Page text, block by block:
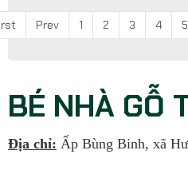
Prev 1 2 3 4 5
BÉ NHÀ GỖ
Địa chỉ: Ấp Bùng Binh, xã